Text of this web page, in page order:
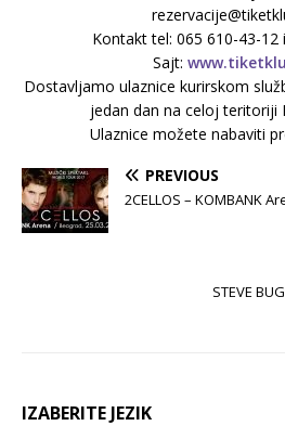
Kontakt tel: 065 610-43-12
Sajt:
Dostavljamo ulaznice kurirskom
jedan dan na celoj teritoriji
Ulaznice možete nabaviti
PREVIOUS
2CELLOS – KOMBANK
STEVE
IZABERITE JEZIK